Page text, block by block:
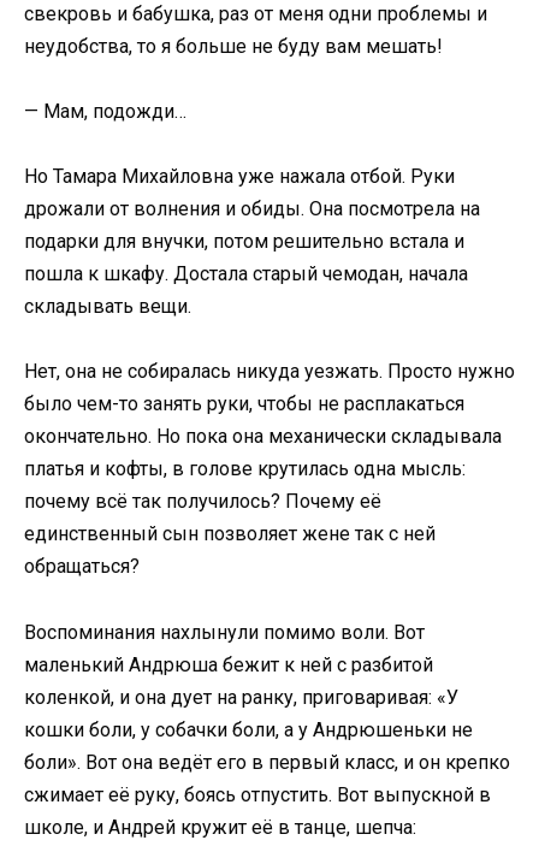
свекровь и бабушка, раз от меня одни проблемы и
неудобства, то я больше не буду вам мешать!
— Мам, подожди…
Но Тамара Михайловна уже нажала отбой. Руки
дрожали от волнения и обиды. Она посмотрела на
подарки для внучки, потом решительно встала и
пошла к шкафу. Достала старый чемодан, начала
складывать вещи.
Нет, она не собиралась никуда уезжать. Просто нужно
было чем-то занять руки, чтобы не расплакаться
окончательно. Но пока она механически складывала
платья и кофты, в голове крутилась одна мысль:
почему всё так получилось? Почему её
единственный сын позволяет жене так с ней
обращаться?
Воспоминания нахлынули помимо воли. Вот
маленький Андрюша бежит к ней с разбитой
коленкой, и она дует на ранку, приговаривая: «У
кошки боли, у собачки боли, а у Андрюшеньки не
боли». Вот она ведёт его в первый класс, и он крепко
сжимает её руку, боясь отпустить. Вот выпускной в
школе, и Андрей кружит её в танце, шепча: